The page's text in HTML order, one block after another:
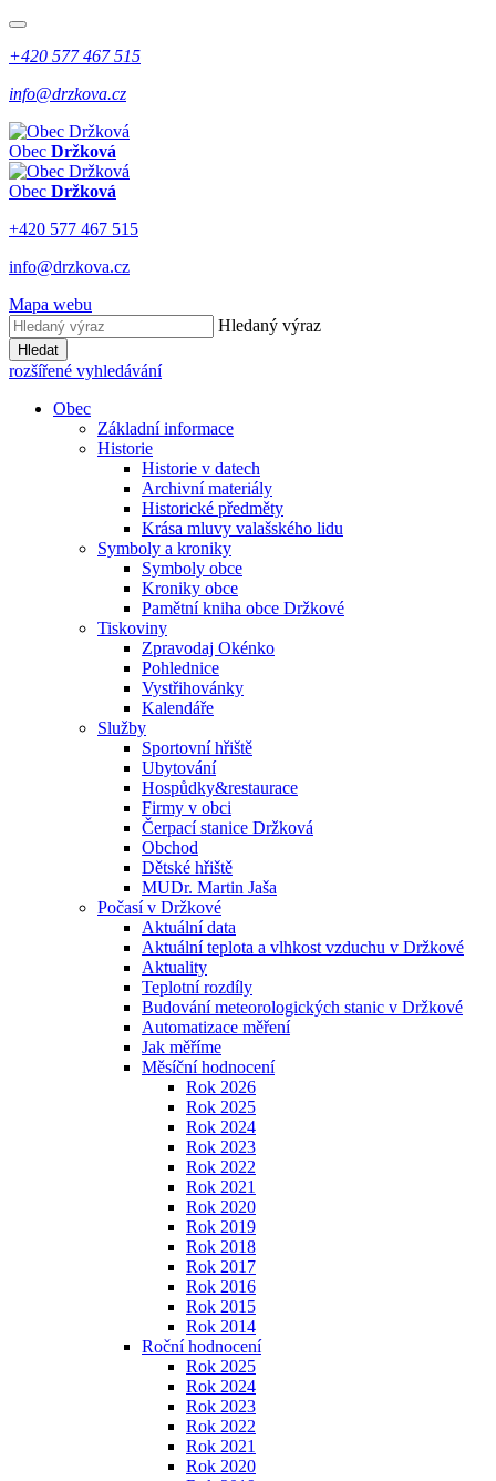
+420 577 467 515
info@drzkova.cz
Obec Držková
Obec Držková
+420 577 467 515
info@drzkova.cz
Mapa webu
Hledaný výraz
Hledat
rozšířené vyhledávání
Obec
Základní informace
Historie
Historie v datech
Archivní materiály
Historické předměty
Krása mluvy valašského lidu
Symboly a kroniky
Symboly obce
Kroniky obce
Pamětní kniha obce Držkové
Tiskoviny
Zpravodaj Okénko
Pohlednice
Vystřihovánky
Kalendáře
Služby
Sportovní hřiště
Ubytování
Hospůdky&restaurace
Firmy v obci
Čerpací stanice Držková
Obchod
Dětské hřiště
MUDr. Martin Jaša
Počasí v Držkové
Aktuální data
Aktuální teplota a vlhkost vzduchu v Držkové
Aktuality
Teplotní rozdíly
Budování meteorologických stanic v Držkové
Automatizace měření
Jak měříme
Měsíční hodnocení
Rok 2026
Rok 2025
Rok 2024
Rok 2023
Rok 2022
Rok 2021
Rok 2020
Rok 2019
Rok 2018
Rok 2017
Rok 2016
Rok 2015
Rok 2014
Roční hodnocení
Rok 2025
Rok 2024
Rok 2023
Rok 2022
Rok 2021
Rok 2020